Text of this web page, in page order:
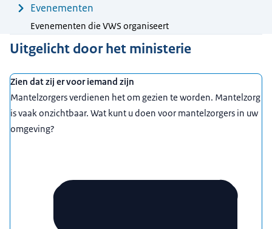
Evenementen
Evenementen die VWS organiseert
Uitgelicht door het ministerie
Zien dat zij er voor iemand zijn
Mantelzorgers verdienen het om gezien te worden. Mantelzorg
is vaak onzichtbaar. Wat kunt u doen voor mantelzorgers in uw
omgeving?